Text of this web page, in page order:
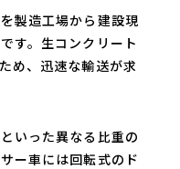
製造工場から建設現
す。生コンクリート
め、迅速な輸送が求
いった異なる比重の
ー車には回転式のド